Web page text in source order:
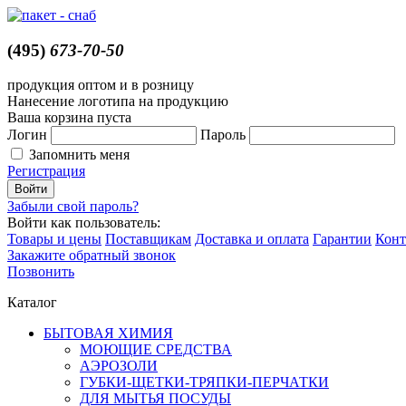
(495) 673-70-50
продукция оптом и в розницу
Нанесение логотипа на продукцию
Ваша корзина пуста
Логин
Пароль
Запомнить меня
Регистрация
Забыли свой пароль?
Войти как пользователь:
Товары и цены Поставщикам Доставка и оплата Гарантии
Закажите обратный звонок
Позвонить
Каталог
БЫТОВАЯ ХИМИЯ
МОЮЩИЕ СРЕДСТВА
АЭРОЗОЛИ
ГУБКИ-ЩЕТКИ-ТРЯПКИ-ПЕРЧАТКИ
ДЛЯ МЫТЬЯ ПОСУДЫ